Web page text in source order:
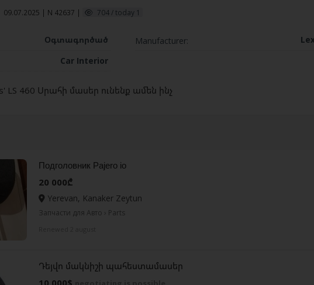
09.07.2025 | N 42637 | 704 / today 1
Օգտագործած Manufacturer:
Car Interior
LS 460 Սրահի մասեր ունենք ամեն ինչ
Подголовник Pajero io
20 000₾
Yerevan, Kanaker Zeytun
Запчасти для Авто › Parts
Դեյվո մակնիշի պահեստամասեր